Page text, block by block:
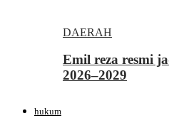
DAERAH
Emil reza resmi
2026–2029
hukum